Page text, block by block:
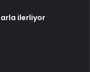
ilerliyor